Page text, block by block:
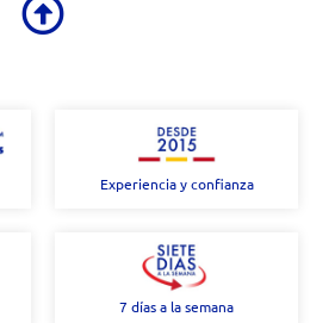
Experiencia y confianza
7 días a la semana